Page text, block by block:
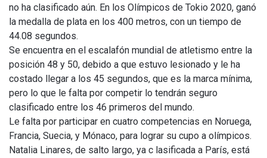
no ha clasificado aún. En los Olímpicos de Tokio 2020, ganó
la medalla de plata en los 400 metros, con un tiempo de
44.08 segundos.
Se encuentra en el escalafón mundial de atletismo entre la
posición 48 y 50, debido a que estuvo lesionado y le ha
costado llegar a los 45 segundos, que es la marca mínima,
pero lo que le falta por competir lo tendrán seguro
clasificado entre los 46 primeros del mundo.
Le falta por participar en cuatro competencias en Noruega,
Francia, Suecia, y Mónaco, para lograr su cupo a olímpicos.
Natalia Linares, de salto largo, ya c lasificada a París, está